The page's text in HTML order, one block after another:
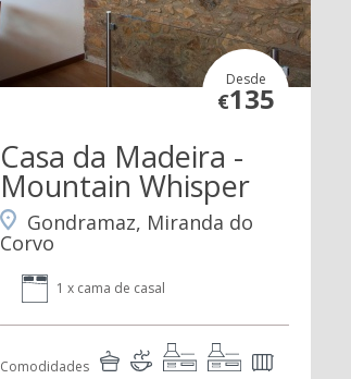
Desde
€135
Casa da Madeira -
Mountain Whisper
Gondramaz, Miranda do
Corvo
1 x cama de casal
Comodidades